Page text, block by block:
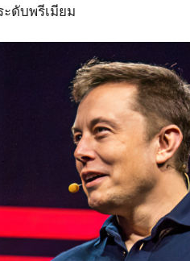
ดับพรีเมียม